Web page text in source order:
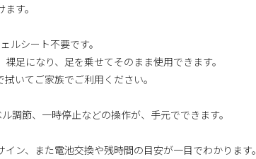
す。
ルシート不要です。
足になり、足を乗せてそのまま使用できます。
いてご家族でご利用ください。
調節、一時停止などの操作が、手元でできます。
イン、また電池交換や残時間の目安が一目でわかります。